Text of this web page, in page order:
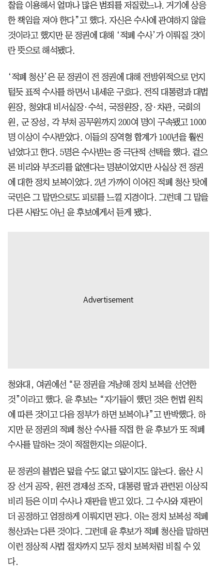
찰을 이용해서 얼마나 많은 범죄를 저질렀느냐. 거기에 상응
한 책임을 져야 한다”고 했다. 자신은 수사에 관여하지 않을
것이라고 했지만 문 정권에 대해 ‘적폐 수사’가 이뤄질 것이
란 뜻으로 해석됐다.
‘적폐 청산’은 문 정권이 전 정권에 대해 전방위적으로 먼지
털듯 표적 수사를 하면서 내세운 구호다. 전직 대통령과 대법
원장, 청와대 비서실장·수석, 국정원장, 장·차관, 국회의
원, 군 장성, 각 부처 공무원까지 200여 명이 구속됐고 1000
명 이상이 수사받았다. 이들의 징역형 합계가 100년을 훨씬
넘었다고 한다. 5명은 수사받는 중 극단적 선택을 했다. 겉으
론 비리와 부조리를 없앤다는 명분이었지만 사실상 전 정권
에 대한 정치 보복이었다. 2년 가까이 이어진 적폐 청산 탓에
국민은 그 말만으로도 피로를 느낄 지경이다. 그런데 그 말을
다른 사람도 아닌 윤 후보에게서 듣게 됐다.
청와대, 여권에선 “문 정권을 겨냥해 정치 보복을 선언한
것”이라고 했다. 윤 후보는 “자기들이 했던 것은 헌법 원칙
에 따른 것이고 다음 정부가 하면 보복이냐”고 반박했다. 하
지만 문 정권의 적폐 청산 수사를 직접 한 윤 후보가 또 적폐
수사를 말하는 것이 적절한지는 의문이다.
문 정권의 불법은 덮을 수도 없고 덮이지도 않는다. 울산 시
장 선거 공작, 원전 경제성 조작, 대통령 딸과 관련된 이상직
비리 등은 이미 수사나 재판을 받고 있다. 그 수사와 재판이
더 공정하고 엄정하게 이뤄지면 된다. 이는 정치 보복성 적폐
청산과는 다른 것이다. 그런데 윤 후보가 적폐 청산을 말하면
이런 정상적 사법 절차까지 모두 정치 보복처럼 비칠 수 있
다.